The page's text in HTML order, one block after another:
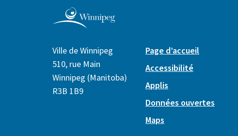
Ville de Winnipeg
510, rue Main
Winnipeg (Manitoba)
R3B 1B9
Page d’accueil
Accessibilité
Applis
Données ouvertes
Maps